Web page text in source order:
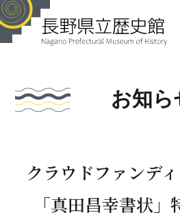
お知ら
クラウドファンデ
「真田昌幸書状」